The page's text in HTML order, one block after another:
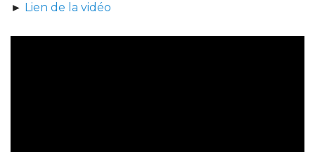
► Lien de la vidéo